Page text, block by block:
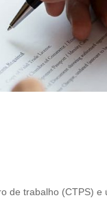
de trabalho (CTPS) e